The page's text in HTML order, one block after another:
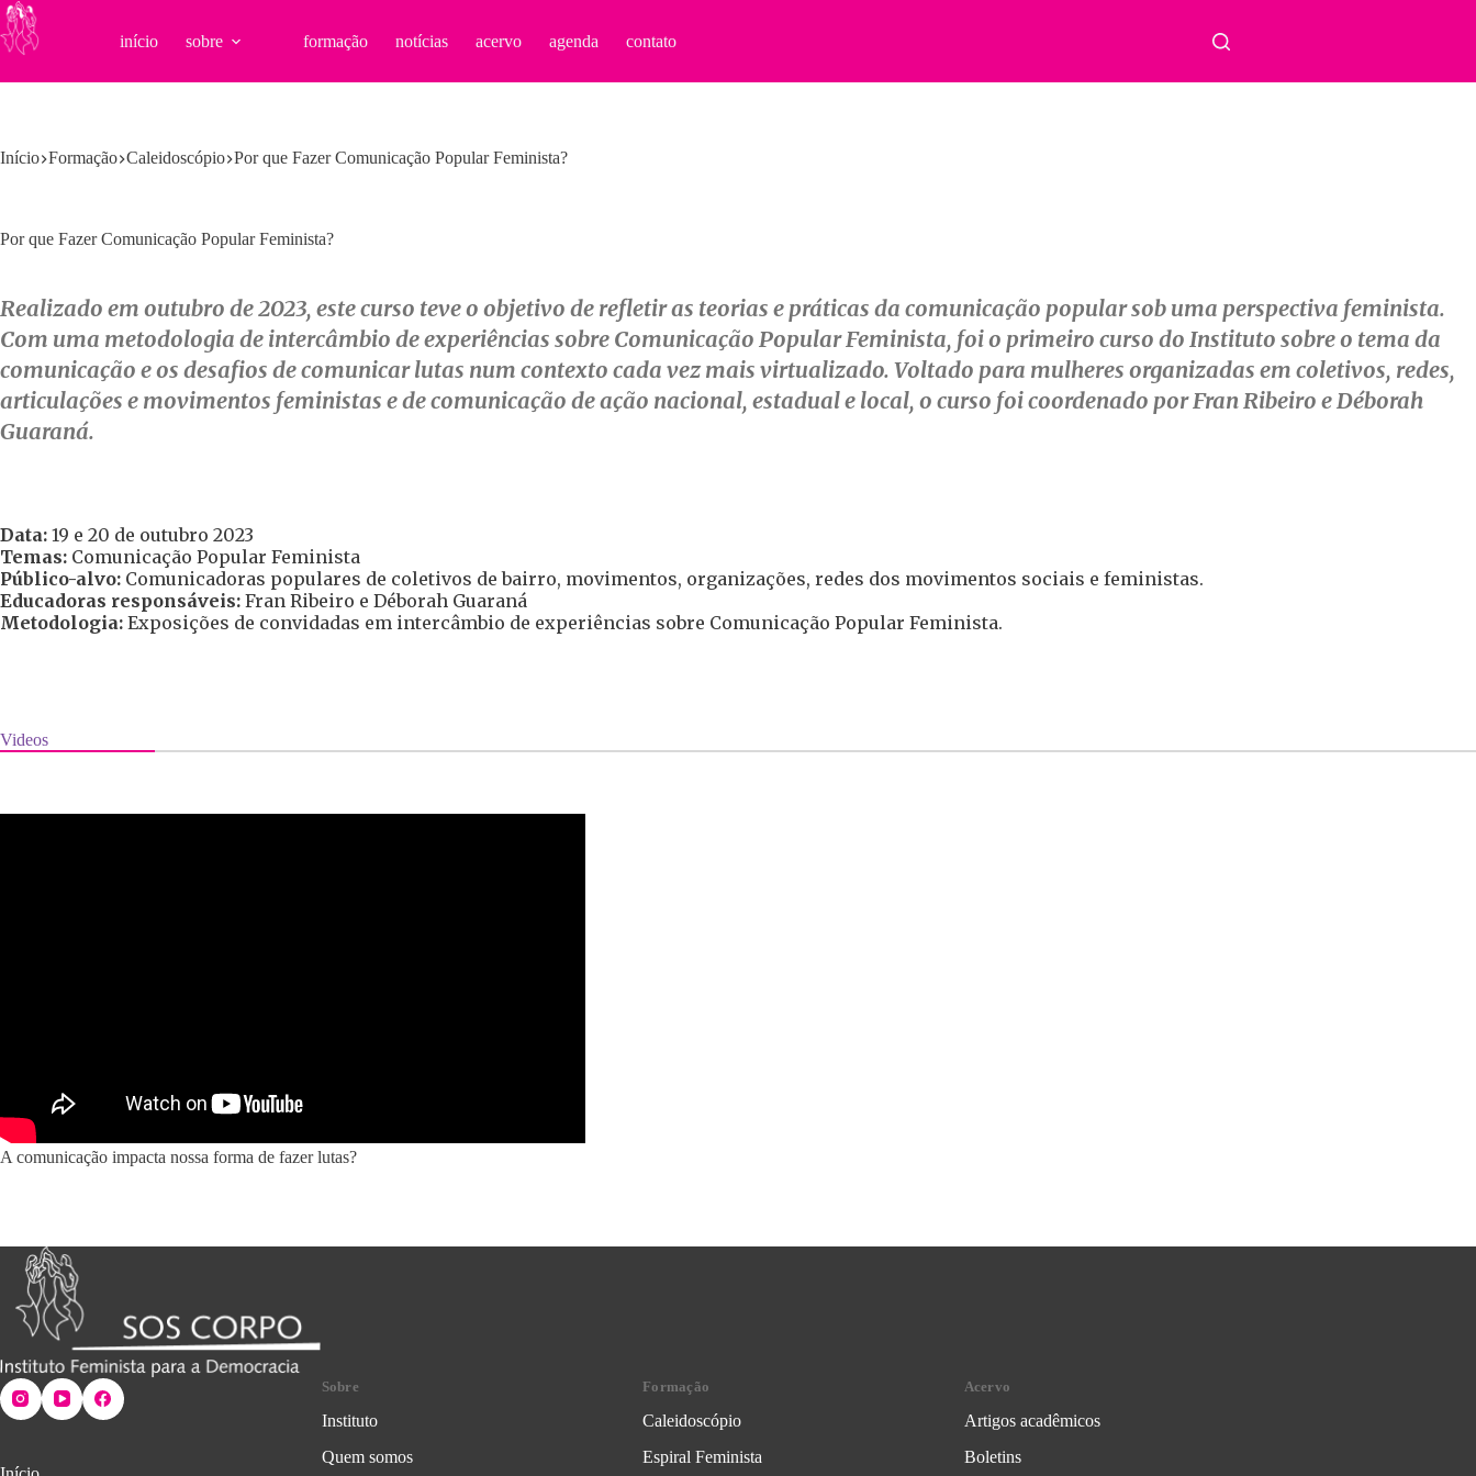
Pular
para
o
início sobre formação notícias acervo agenda contato
Início Formação Caleidoscópio Por que Fazer Comunicação Popular Feminista?
Por que Fazer Comunicação Popular Feminista?
Realizado em outubro de 2023, este curso teve o objetivo de refletir as teorias e práticas da comunicação popular sob uma perspectiva feminista.
Com uma metodologia de intercâmbio de experiências sobre Comunicação Popular Feminista, foi o primeiro curso do Instituto sobre o tema da
comunicação e os desafios de comunicar lutas num contexto cada vez mais virtualizado. Voltado para mulheres organizadas em coletivos, redes,
articulações e movimentos feministas e de comunicação de ação nacional, estadual e local, o curso foi coordenado por Fran Ribeiro e Déborah
Guaraná.
Data: 19 e 20 de outubro 2023
Temas: Comunicação Popular Feminista
Público-alvo: Comunicadoras populares de coletivos de bairro, movimentos, organizações, redes dos movimentos sociais e feministas.
Educadoras responsáveis: Fran Ribeiro e Déborah Guaraná
Metodologia: Exposições de convidadas em intercâmbio de experiências sobre Comunicação Popular Feminista.
Videos
A comunicação impacta nossa forma de fazer lutas?
Sobre
Instituto
Quem somos
Formação
Caleidoscópio
Espiral Feminista
Acervo
Artigos acadêmicos
Boletins